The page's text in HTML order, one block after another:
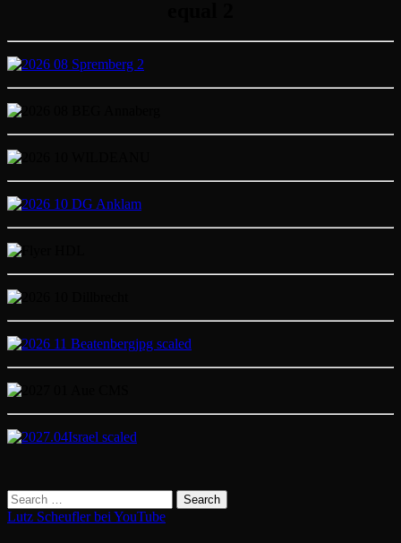
Lutz Scheufler bei YouTube